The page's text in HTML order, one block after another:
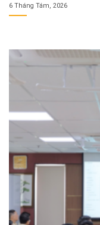
6 Tháng Tám, 2026